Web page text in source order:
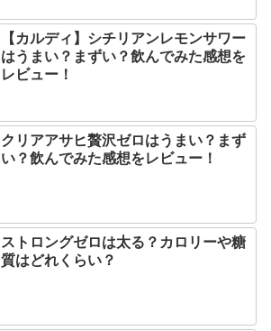
【カルディ】シチリアンレモンサワー
はうまい？まずい？飲んでみた感想を
レビュー！
クリアアサヒ贅沢ゼロはうまい？まず
い？飲んでみた感想をレビュー！
ストロングゼロは太る？カロリーや糖
質はどれくらい？